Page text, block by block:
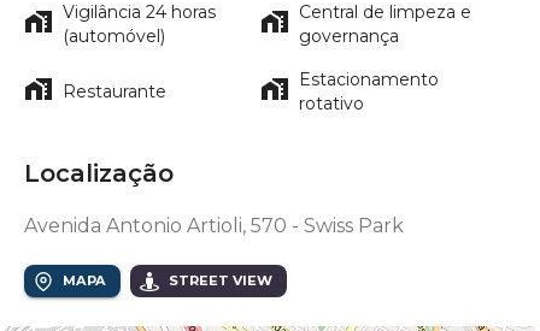
Vigilância 24 horas
(automóvel)
Central de limpeza e
governança
Restaurante
Estacionamento
rotativo
Localização
Avenida Antonio Artioli, 570 - Swiss Park
MAPA STREET VIEW